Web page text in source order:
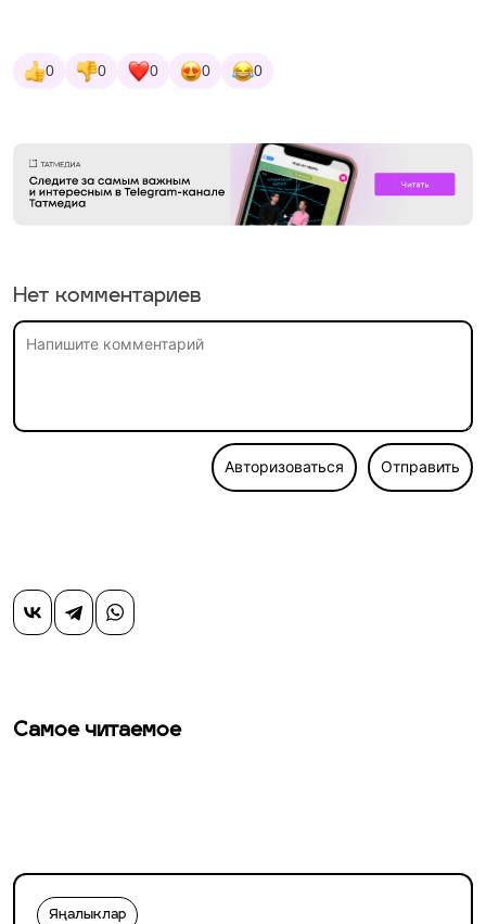
0 0 0 0 0
Нет комментариев
Авторизоваться Отправить
Самое читаемое
Яңалыклар